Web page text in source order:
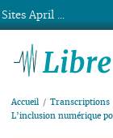
Accueil
Transcriptions
L’inclusion numérique
Sites April ...